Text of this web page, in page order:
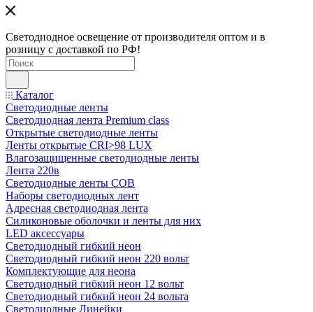
Светодиодное освещение от производителя оптом и в
розницу с доставкой по РФ!
Каталог
Светодиодные ленты
Светодиодная лента Premium class
Открытые светодиодные ленты
Ленты открытые CRI>98 LUX
Влагозащищенные светодиодные ленты
Лента 220в
Светодиодные ленты COB
Наборы светодиодных лент
Адресная светодиодная лента
Силиконовые оболочки и ленты для них
LED аксессуары
Светодиодный гибкий неон
Светодиодный гибкий неон 220 вольт
Комплектующие для неона
Светодиодный гибкий неон 12 вольт
Светодиодный гибкий неон 24 вольта
Светодиодные Линейки